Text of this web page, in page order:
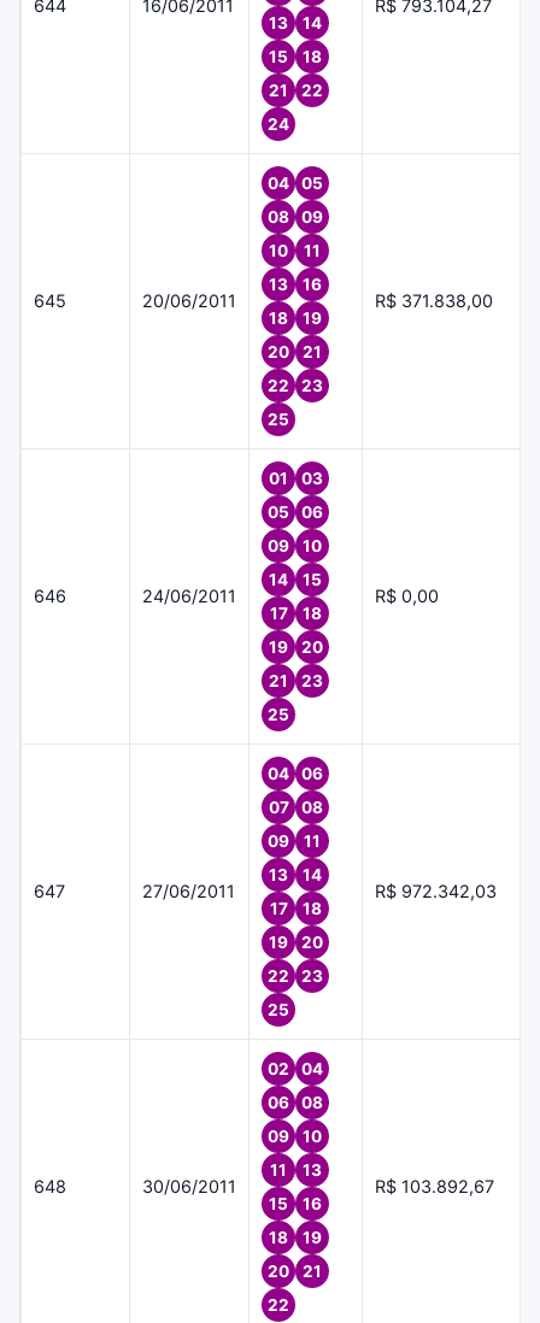
644 16/06/2011
13
14
15
18
21
22
24
R$ 793.104,27
645 20/06/2011
04
05
08
09
10
11
13
16
18
19
20
21
22
23
25
R$ 371.838,00
646 24/06/2011
01
03
05
06
09
10
14
15
17
18
19
20
21
23
25
R$ 0,00
647 27/06/2011
04
06
07
08
09
11
13
14
17
18
19
20
22
23
25
R$ 972.342,03
648 30/06/2011
02
04
06
08
09
10
11
13
15
16
18
19
20
21
22
R$ 103.892,67